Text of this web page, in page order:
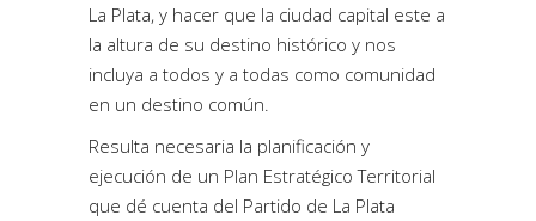
La Plata, y hacer que la ciudad capital este a
la altura de su destino histórico y nos
incluya a todos y a todas como comunidad
en un destino común.
Resulta necesaria la planificación y
ejecución de un Plan Estratégico Territorial
que dé cuenta del Partido de La Plata